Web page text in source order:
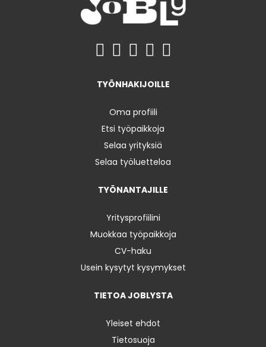
TYÖNHAKIJOILLE
Oma profiili
Etsi työpaikkoja
Selaa yrityksiä
Selaa työluetteloa
TYÖNANTAJILLE
Yritysprofiilini
Muokkaa työpaikkoja
CV-haku
Usein kysytyt kysymykset
TIETOA JOBLYSTA
Yleiset ehdot
Tietosuoja